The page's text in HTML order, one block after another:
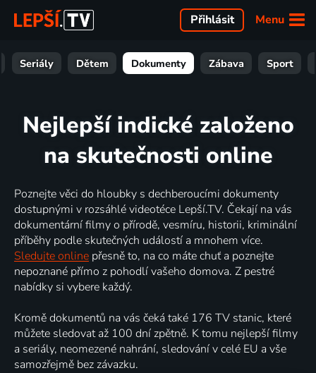
Menu
Přihlásit
Seriály Dětem Dokumenty Zábava Sport
Nejlepší indické založeno
na skutečnosti online
Poznejte věci do hloubky s dechberoucími dokumenty
dostupnými v rozsáhlé videotéce Lepší.TV. Čekají na vás
dokumentární filmy o přírodě, vesmíru, historii, kriminální
příběhy podle skutečných událostí a mnohem více.
Sledujte online přesně to, na co máte chuť a poznejte
nepoznané přímo z pohodlí vašeho domova. Z pestré
nabídky si vybere každý.
Kromě dokumentů na vás čeká také 176 TV stanic, které
můžete sledovat až 100 dní zpětně. K tomu nejlepší filmy
a seriály, neomezené nahrání, sledování v celé EU a vše
samozřejmě bez závazku.